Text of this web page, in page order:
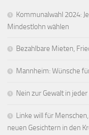
Kommunalwahl 2024:
Mindestlohn wählen
Bezahlbare Mieten,
Mannheim: Wünsche
Nein zur Gewalt in
Linke will für
neuen Gesichtern in den